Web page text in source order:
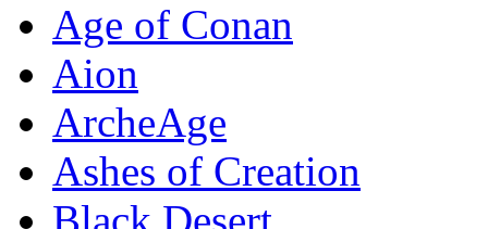
Age of Conan
Aion
ArcheAge
Ashes of Creation